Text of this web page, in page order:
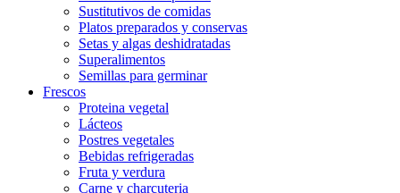
Sustitutivos de comidas
Platos preparados y conservas
Setas y algas deshidratadas
Superalimentos
Semillas para germinar
Frescos
Proteina vegetal
Lácteos
Postres vegetales
Bebidas refrigeradas
Fruta y verdura
Carne y charcuteria